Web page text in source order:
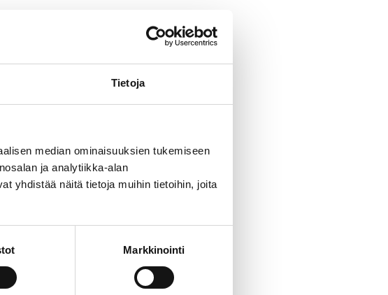
Tietoja
median ominaisuuksien tukemiseen
ja analytiikka-alan
yhdistää näitä tietoja muihin tietoihin, joita
Markkinointi